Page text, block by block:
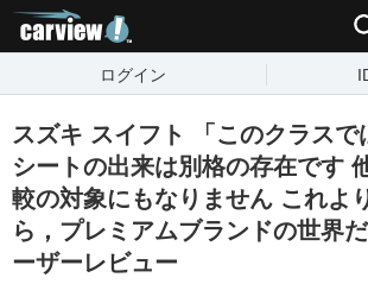
ログイン
スズキ スイフト 「このクラスで
シートの出来は別格の存在です
較の対象にもなりません これよ
ら，プレミアムブランドの世界
ーザーレビュー